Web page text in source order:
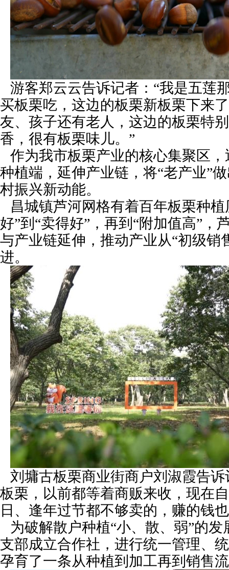
游客郑云云告诉记者：“我是五莲
买板栗吃，这边的板栗新板栗下来
友、孩子还有老人，这边的板栗特
香，很有板栗味儿。”
作为我市板栗产业的核心集聚区
种植端，延伸产业链，将“老产业”
村振兴新动能。
昌城镇芦河网格有着百年板栗种
好”到“卖得好”，再到“附加值高”，
与产业链延伸，推动产业从“初级销
进。
刘墉古板栗商业街商户刘淑霞告
板栗，以前都等着商贩来收，现在
日、逢年过节都不够卖的，赚的钱
为破解散户种植“小、散、弱”的
支部成立合作社，进行统一管理、
孕育了一条从种植到加工再到销售